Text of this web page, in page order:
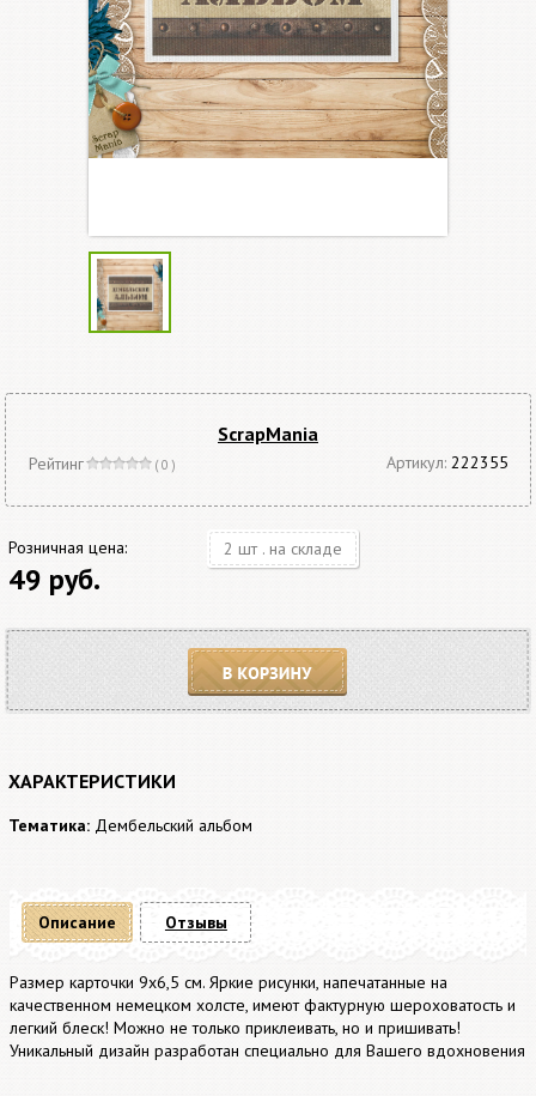
ScrapMania
Рейтинг ( 0 ) Артикул: 222355
Розничная цена:
49 руб.
2 шт . на складе
В корзину
ХАРАКТЕРИСТИКИ
Тематика: Дембельский альбом
Описание
Размер карточки 9х6,5 см. Яркие рисунки, напечатанные на
качественном немецком холсте, имеют фактурную шероховатость и
легкий блеск! Можно не только приклеивать, но и пришивать!
Уникальный дизайн разработан специально для Вашего вдохновения
Отзывы